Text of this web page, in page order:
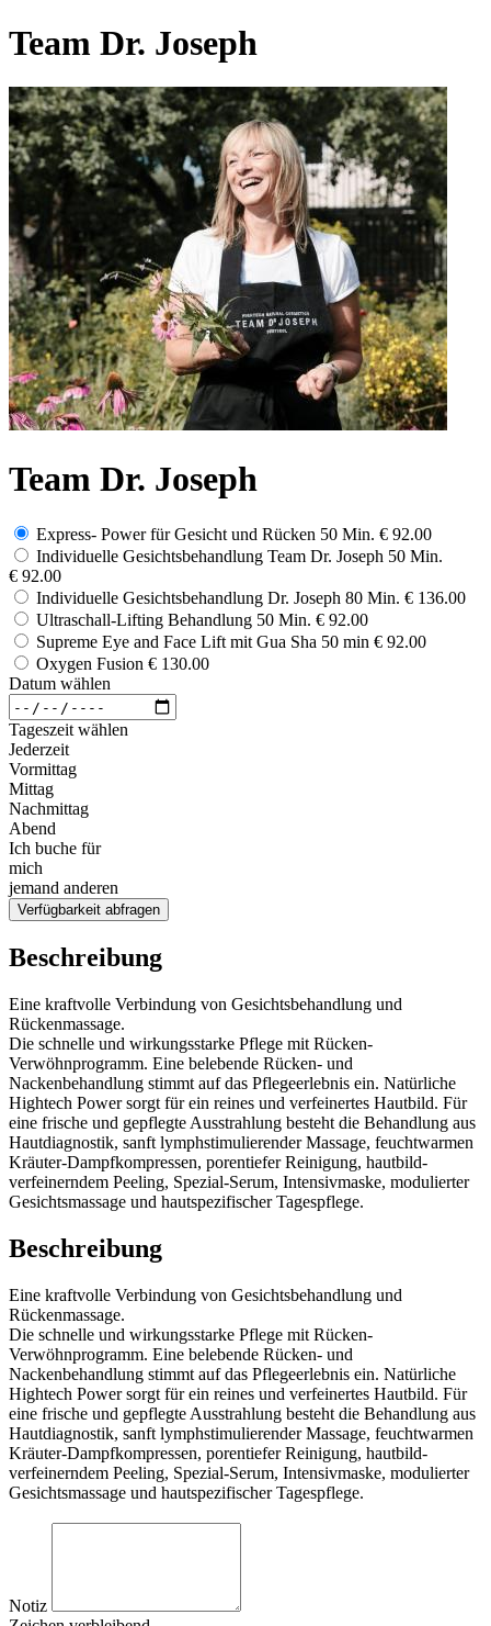
Team Dr. Joseph
Team Dr. Joseph
Express- Power für Gesicht und Rücken 50 Min. € 92.00
Individuelle Gesichtsbehandlung Team Dr. Joseph 50 Min.
€ 92.00
Individuelle Gesichtsbehandlung Dr. Joseph 80 Min. € 136.00
Ultraschall-Lifting Behandlung 50 Min. € 92.00
Supreme Eye and Face Lift mit Gua Sha 50 min € 92.00
Oxygen Fusion € 130.00
Datum wählen
Tageszeit wählen
Jederzeit
Vormittag
Mittag
Nachmittag
Abend
Ich buche für
mich
jemand anderen
Verfügbarkeit abfragen
Beschreibung
Eine kraftvolle Verbindung von Gesichtsbehandlung und
Rückenmassage.
Die schnelle und wirkungsstarke Pflege mit Rücken-
Verwöhnprogramm. Eine belebende Rücken- und
Nackenbehandlung stimmt auf das Pflegeerlebnis ein. Natürliche
Hightech Power sorgt für ein reines und verfeinertes Hautbild. Für
eine frische und gepflegte Ausstrahlung besteht die Behandlung aus
Hautdiagnostik, sanft lymphstimulierender Massage, feuchtwarmen
Kräuter-Dampfkompressen, porentiefer Reinigung, hautbild-
verfeinerndem Peeling, Spezial-Serum, Intensivmaske, modulierter
Gesichtsmassage und hautspezifischer Tagespflege.
Beschreibung
Eine kraftvolle Verbindung von Gesichtsbehandlung und
Rückenmassage.
Die schnelle und wirkungsstarke Pflege mit Rücken-
Verwöhnprogramm. Eine belebende Rücken- und
Nackenbehandlung stimmt auf das Pflegeerlebnis ein. Natürliche
Hightech Power sorgt für ein reines und verfeinertes Hautbild. Für
eine frische und gepflegte Ausstrahlung besteht die Behandlung aus
Hautdiagnostik, sanft lymphstimulierender Massage, feuchtwarmen
Kräuter-Dampfkompressen, porentiefer Reinigung, hautbild-
verfeinerndem Peeling, Spezial-Serum, Intensivmaske, modulierter
Gesichtsmassage und hautspezifischer Tagespflege.
Notiz